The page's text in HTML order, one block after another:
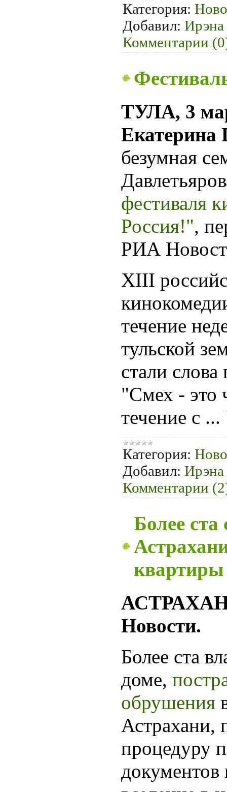
Категория:
Добавил: Ирэна
Комментарии
ТУЛА, 3
Екатерина
безумная
фестиваля
Россия!",
РИА
XIII
течение
тульской
стали слова
"Смех - это
течение с ...
Категория:
Добавил: Ирэна
Комментарии
Более ста
квартиры
Новости.
Более ста
доме,
обрушения
Астрахани,
процедуру
документов